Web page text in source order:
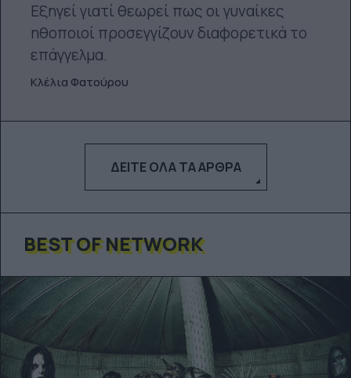
Εξηγεί γιατί θεωρεί πως οι γυναίκες
ηθοποιοί προσεγγίζουν διαφορετικά το
επάγγελμα.
Κλέλια Φατούρου
ΔΕΊΤΕ ΌΛΑ ΤΑ ΆΡΘΡΑ
BEST OF NETWORK